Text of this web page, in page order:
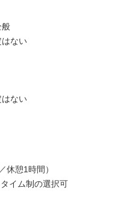
般
ない
ない
休憩1時間）
イム制の選択可